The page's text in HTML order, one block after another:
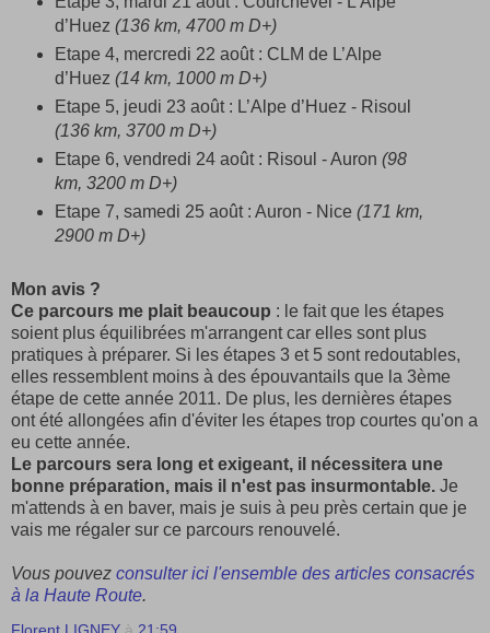
d’Huez (136 km, 4700 m D+)
Etape 4, mercredi 22 août : CLM de L’Alpe
d’Huez (14 km, 1000 m D+)
Etape 5, jeudi 23 août : L’Alpe d’Huez - Risoul
(136 km, 3700 m D+)
Etape 6, vendredi 24 août : Risoul - Auron (98
km, 3200 m D+)
Etape 7, samedi 25 août : Auron - Nice (171 km,
2900 m D+)
Mon avis ?
Ce parcours me plait beaucoup : le fait que les étapes
soient plus équilibrées m'arrangent car elles sont plus
pratiques à préparer. Si les étapes 3 et 5 sont redoutables,
elles ressemblent moins à des épouvantails que la 3ème
étape de cette année 2011. De plus, les dernières étapes
ont été allongées afin d'éviter les étapes trop courtes qu'on a
eu cette année.
Le parcours sera long et exigeant, il nécessitera une
bonne préparation, mais il n'est pas insurmontable. Je
m'attends à en baver, mais je suis à peu près certain que je
vais me régaler sur ce parcours renouvelé.
Vous pouvez consulter ici l'ensemble des articles consacrés
à la Haute Route.